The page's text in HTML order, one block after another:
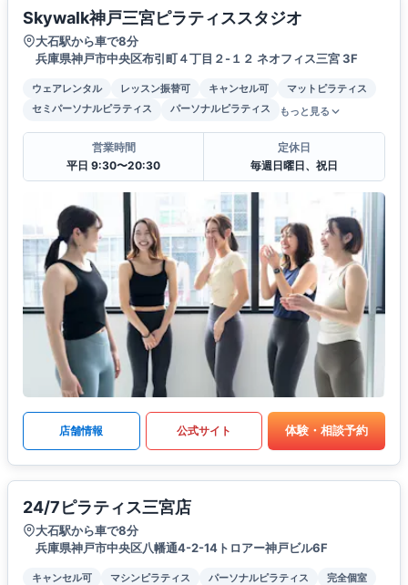
Skywalk神戸三宮ピラティススタジオ
大石駅から車で8分
兵庫県神戸市中央区布引町４丁目２-１２ ネオフィス三宮 3F
ウェアレンタル レッスン振替可 キャンセル可
マットピラティス
セミパーソナルピラティス
パーソナルピラティス もっと見る
営業時間
平日 9:30〜20:30
定休日
毎週日曜日、祝日
店舗情報 公式サイト 体験・相談予約
24/7ピラティス三宮店
大石駅から車で8分
兵庫県神戸市中央区八幡通4-2-14トロアー神戸ビル6F
キャンセル可 マシンピラティス パーソナルピラティス
完全個室